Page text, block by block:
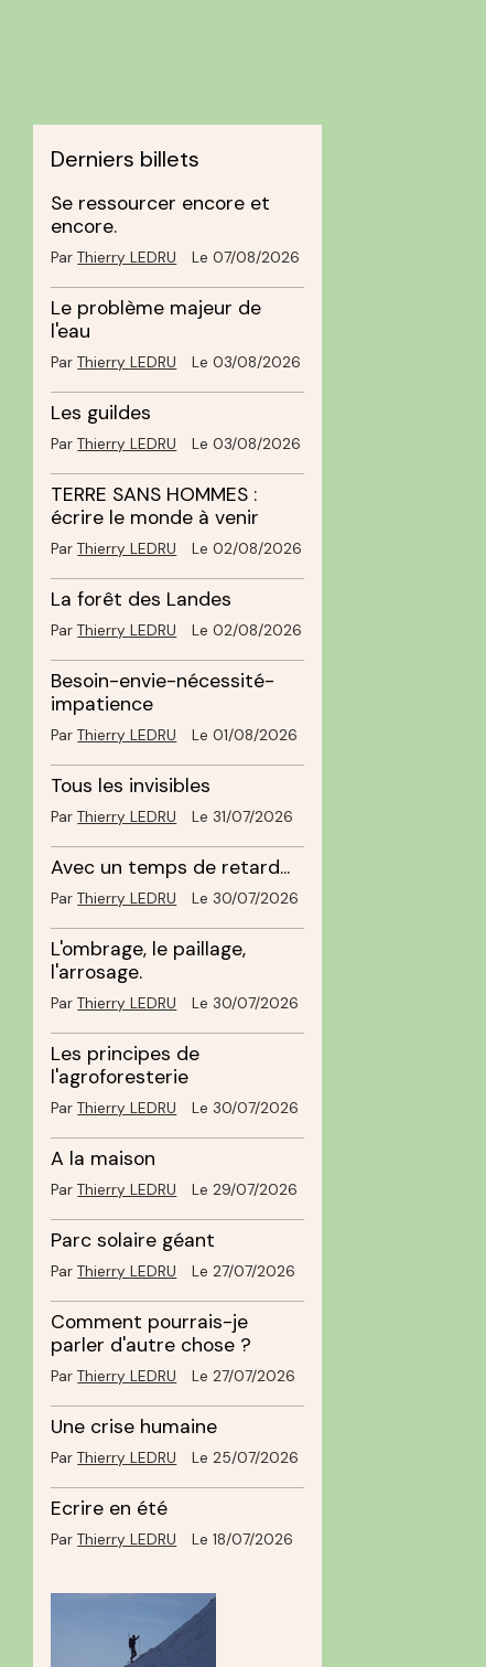
Derniers billets
Se ressourcer encore et
encore.
ParThierry LEDRU Le 07/08/2026
Le problème majeur de
l'eau
ParThierry LEDRU Le 03/08/2026
Les guildes
ParThierry LEDRU Le 03/08/2026
TERRE SANS HOMMES :
écrire le monde à venir
ParThierry LEDRU Le 02/08/2026
La forêt des Landes
ParThierry LEDRU Le 02/08/2026
Besoin-envie-nécessité-
impatience
ParThierry LEDRU Le 01/08/2026
Tous les invisibles
ParThierry LEDRU Le 31/07/2026
Avec un temps de retard...
ParThierry LEDRU Le 30/07/2026
L'ombrage, le paillage,
l'arrosage.
ParThierry LEDRU Le 30/07/2026
Les principes de
l'agroforesterie
ParThierry LEDRU Le 30/07/2026
A la maison
ParThierry LEDRU Le 29/07/2026
Parc solaire géant
ParThierry LEDRU Le 27/07/2026
Comment pourrais-je
parler d'autre chose ?
ParThierry LEDRU Le 27/07/2026
Une crise humaine
ParThierry LEDRU Le 25/07/2026
Ecrire en été
ParThierry LEDRU Le 18/07/2026